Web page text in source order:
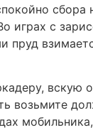
сбора
играх с
вскую
возьмите